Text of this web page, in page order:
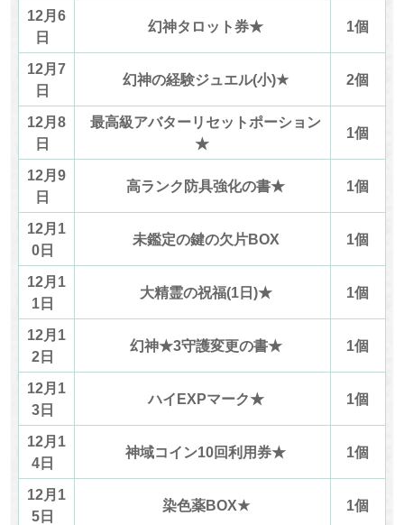
12月6
日
幻神タロット券★ 1個
12月7
日
幻神の経験ジュエル(小)★ 2個
12月8
日
最高級アバターリセットポーション
★
1個
12月9
日
高ランク防具強化の書★ 1個
12月1
0日
未鑑定の鍵の欠片BOX 1個
12月1
1日
大精霊の祝福(1日)★ 1個
12月1
2日
幻神★3守護変更の書★ 1個
12月1
3日
ハイEXPマーク★ 1個
12月1
4日
神域コイン10回利用券★ 1個
12月1
5日
染色薬BOX★ 1個